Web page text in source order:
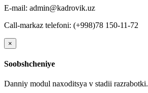
E-mail: admin@kadrovik.uz
Call-markaz telefoni: (+998)78 150-11-72
×
Soobshcheniye
Danniy modul naхoditsya v stadii razrabotki.